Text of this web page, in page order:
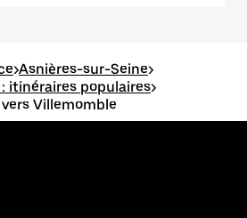
>Asnières-sur-Seine>
itinéraires populaires>
Villemomble